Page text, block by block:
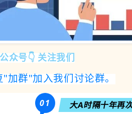
众号👇 关注我们
加群"加入我们讨论群。
01 大A时隔十年再